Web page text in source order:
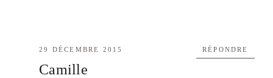
29 DÉCEMBRE 2015
Camille
RÉPONDRE